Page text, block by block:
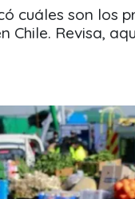
cuáles son los
Chile. Revisa,